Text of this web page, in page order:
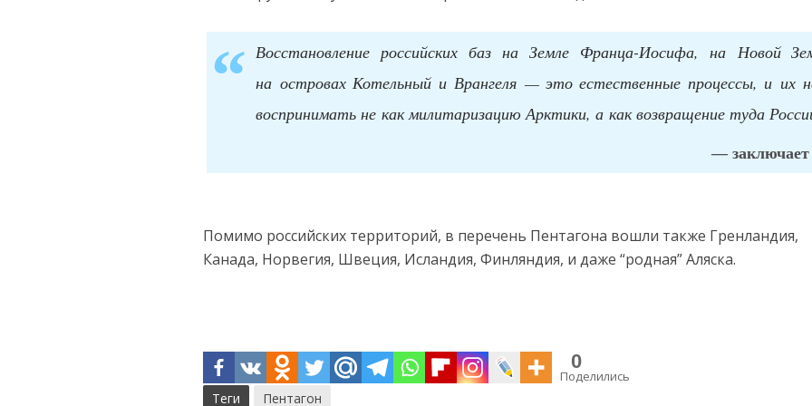
Восстановление российских баз на Земле Франца-Иосифа, на Новой
на островах Котельный и Врангеля — это естественные процессы, и их
воспринимать не как милитаризацию Арктики, а как возвращение туда
— заключает
Помимо российских территорий, в перечень Пентагона вошли также Гренландия,
Канада, Норвегия, Швеция, Исландия, Финляндия, и даже “родная” Аляска.
0
Поделились
Теги Пентагон